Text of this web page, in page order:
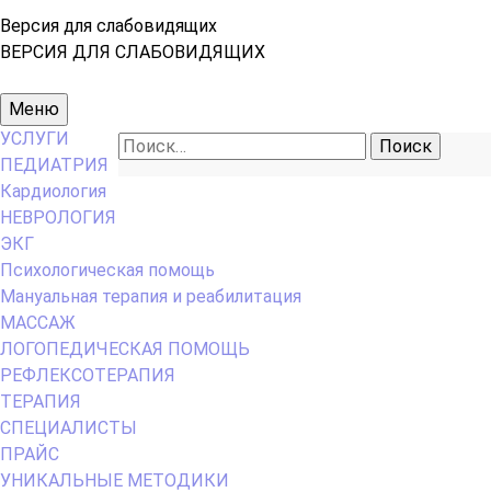
Версия для слабовидящих
ВЕРСИЯ ДЛЯ СЛАБОВИДЯЩИХ
Основное
меню
Меню
Найти:
УСЛУГИ
ПЕДИАТРИЯ
Кардиология
НЕВРОЛОГИЯ
ЭКГ
Психологическая помощь
Мануальная терапия и реабилитация
МАССАЖ
ЛОГОПЕДИЧЕСКАЯ ПОМОЩЬ
РЕФЛЕКСОТЕРАПИЯ
ТЕРАПИЯ
СПЕЦИАЛИСТЫ
ПРАЙС
УНИКАЛЬНЫЕ МЕТОДИКИ